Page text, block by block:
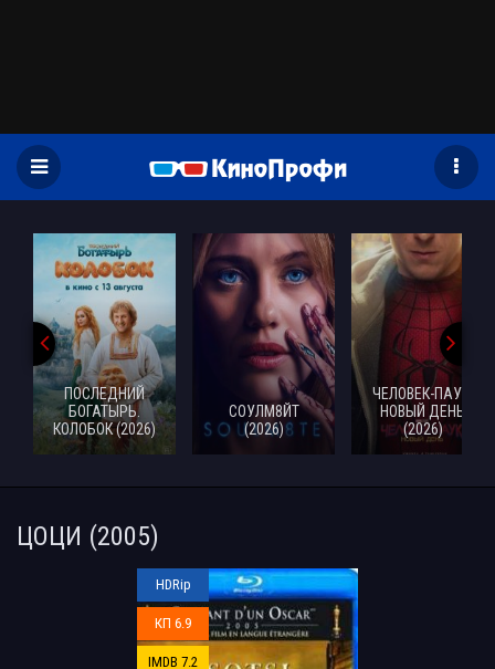
ПОСЛЕДНИЙ
БОГАТЫРЬ.
КОЛОБОК (2026)
СОУЛМ8ЙТ
(2026)
ЧЕЛОВЕК-ПАУК:
НОВЫЙ ДЕНЬ
(2026)
ЦОЦИ (2005)
HDRip
КП 6.9
IMDB 7.2